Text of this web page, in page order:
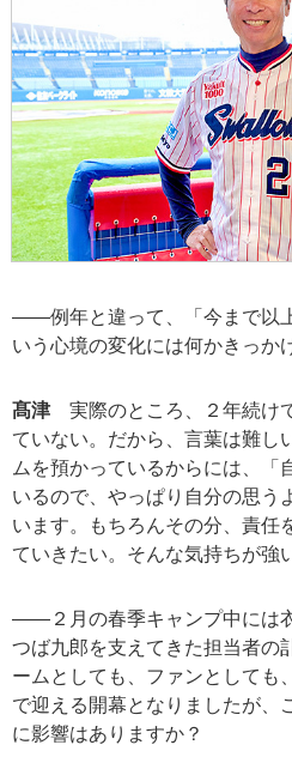
――例年と違って、「今まで以
いう心境の変化には何かきっか
髙津 実際のところ、２年続け
ていない。だから、言葉は難し
ムを預かっているからには、「
いるので、やっぱり自分の思う
います。もちろんその分、責任
ていきたい。そんな気持ちが強
――２月の春季キャンプ中には
つば九郎を支えてきた担当者の
ームとしても、ファンとしても
で迎える開幕となりましたが、
に影響はありますか？